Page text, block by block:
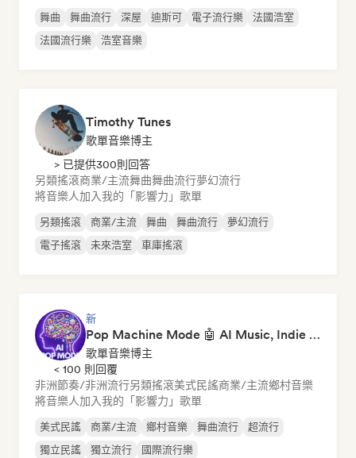
舞曲 舞曲流行 深屋 迪斯可 電子流行樂
法國浩室
法國流行樂
浩室音樂
Timothy Tunes
歌單音樂博主
> 已提供300則回答
另類搖滾商業/主流舞曲舞曲流行夢幻流行
將音樂人加入我的「影響力」歌單
另類搖滾 商業/主流 舞曲 舞曲流行
夢幻流行
電子搖滾
未來浩室 車庫搖滾
新
Pop Machine Mode 🤖 AI Music, Indie Pop & Dream Pop
歌單音樂博主
< 100 則回覆
非洲節奏/非洲流行另類搖滾美式民謠商業/主流鄉村音樂
將音樂人加入我的「影響力」歌單
美式民謠 商業/主流 鄉村音樂 舞曲流行
超流行
獨立民謠
獨立流行 國際流行樂